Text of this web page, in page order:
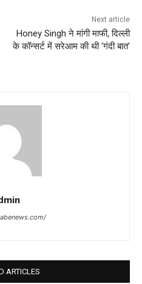
Next article
Honey Singh ने मांगी माफी, दिल्ली
के कॉन्सर्ट में सरेआम की थी ‘गंदी बात’
ARTICLES